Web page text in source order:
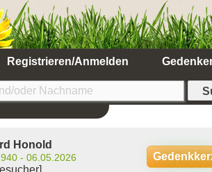
Registrieren/Anmelden
Honold
- 06.05.2026